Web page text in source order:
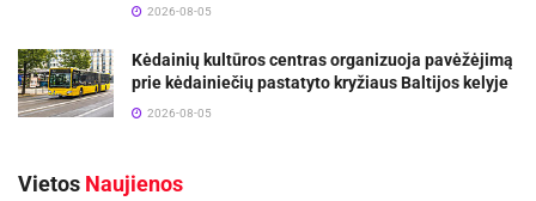
2026-08-05
Kėdainių kultūros centras organizuoja pavėžėjimą
prie kėdainiečių pastatyto kryžiaus Baltijos kelyje
2026-08-05
Vietos Naujienos